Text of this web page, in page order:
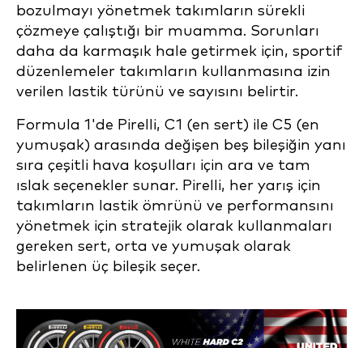
bozulmayı yönetmek takımların sürekli
çözmeye çalıştığı bir muamma. Sorunları
daha da karmaşık hale getirmek için, sportif
düzenlemeler takımların kullanmasına izin
verilen lastik türünü ve sayısını belirtir.
Formula 1'de Pirelli, C1 (en sert) ile C5 (en
yumuşak) arasında değişen beş bileşiğin yanı
sıra çeşitli hava koşulları için ara ve tam
ıslak seçenekler sunar. Pirelli, her yarış için
takımların lastik ömrünü ve performansını
yönetmek için stratejik olarak kullanmaları
gereken sert, orta ve yumuşak olarak
belirlenen üç bileşik seçer.